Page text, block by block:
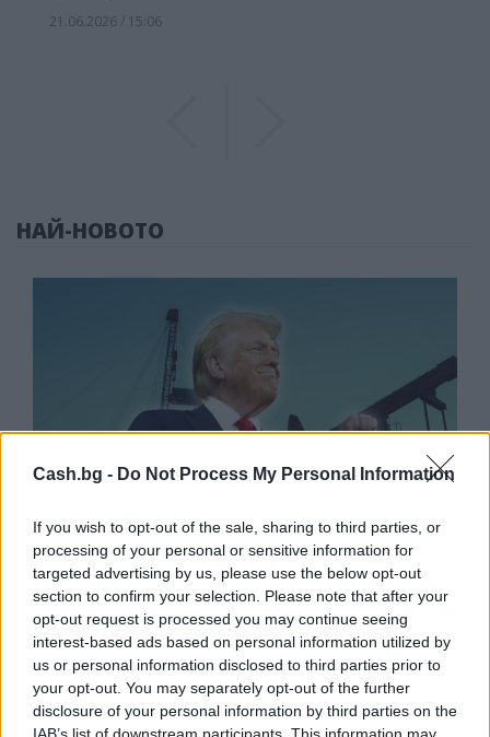
Cash.bg - Do Not Process My Personal Information
If you wish to opt-out of the sale, sharing to third parties, or
processing of your personal or sensitive information for
targeted advertising by us, please use the below opt-out
section to confirm your selection. Please note that after your
opt-out request is processed you may continue seeing
interest-based ads based on personal information utilized by
us or personal information disclosed to third parties prior to
your opt-out. You may separately opt-out of the further
disclosure of your personal information by third parties on the
IAB’s list of downstream participants. This information may
21.06.2026 / 15:06
НАЙ-НОВОТО
Белият дом спира проекти за
възобновяема енергия в САЩ
07.08.2026 / 18:00